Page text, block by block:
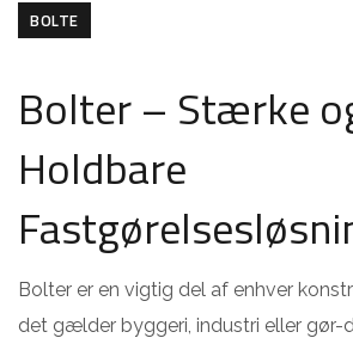
BOLTE
Bolter – Stærke
Holdbare
Bolter er en vigtig del af enhver
det gælder byggeri, industri eller gør-